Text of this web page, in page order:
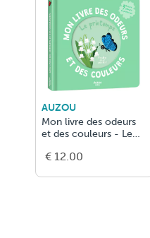
AUZOU
Mon livre des odeurs
et des couleurs - Le
€ 12.00